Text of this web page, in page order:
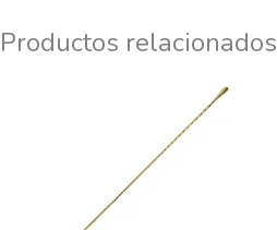
Productos relacionados